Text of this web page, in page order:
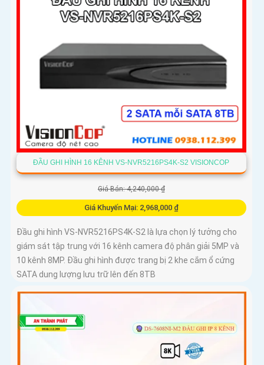
ĐẦU GHI HÌNH 16 KÊNH VS-NVR5216PS4K-S2 VISIONCOP
Giá Bán: 4,240,000 ₫
Giá Khuyến Mại: 2,968,000 ₫
Đầu ghi hình VS-NVR5216PS4K-S2 là lựa chọn lý tưởng cho
giám sát tập trung với 16 kênh camera độ phân giải 5MP và
10 kênh 8MP. Đầu ghi hình được trang bị 2 khe cắm ổ cứng
SATA dung lượng lưu trữ lên đến 8TB